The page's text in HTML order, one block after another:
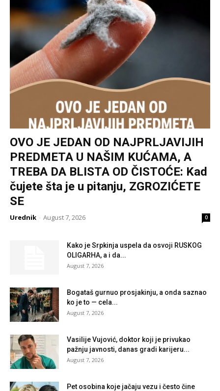
OVO JE JEDAN OD NAJPRLJAVIJIH
PREDMETA U NAŠIM KUĆAMA, A
TREBA DA BLISTA OD ČISTOĆE: Kad
čujete šta je u pitanju, ZGROZIĆETE
SE
Urednik - August 7, 2026 0
Kako je Srpkinja uspela da osvoji RUSKOG
OLIGARHA, a i da...
August 7, 2026
Bogataš gurnuo prosjakinju, a onda saznao
ko je to — cela...
August 7, 2026
Vasilije Vujović, doktor koji je privukao
pažnju javnosti, danas gradi karijeru...
August 7, 2026
Pet osobina koje jačaju vezu i često čine